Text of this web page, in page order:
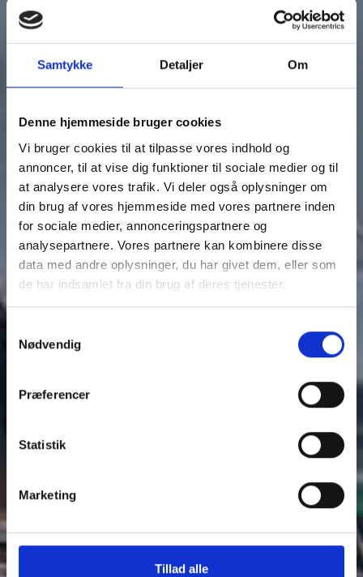
Samtykke Detaljer Om
Denne hjemmeside bruger cookies
Vi bruger cookies til at tilpasse vores indhold og
annoncer, til at vise dig funktioner til sociale medier og til
at analysere vores trafik. Vi deler også oplysninger om
din brug af vores hjemmeside med vores partnere inden
for sociale medier, annonceringspartnere og
analysepartnere. Vores partnere kan kombinere disse
data med andre oplysninger, du har givet dem, eller som
de har indsamlet fra din brug af deres tjenester.
personoplysninger i vores privatlivspolitik, som du
Nødvendig
Præferencer
Statistik
Marketing
Tillad alle
EN SJOV DAG PÅ
FYENS
VÆDDELØBSBANE
Køb billetter her